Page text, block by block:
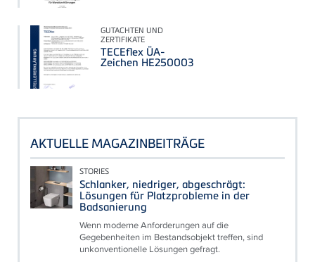
GUTACHTEN UND
ZERTIFIKATE
TECEflex ÜA-
Zeichen HE250003
AKTUELLE MAGAZINBEITRÄGE
STORIES
Schlanker, niedriger, abgeschrägt:
Lösungen für Platzprobleme in der
Badsanierung
Wenn moderne Anforderungen auf die
Gegebenheiten im Bestandsobjekt treffen, sind
unkonventionelle Lösungen gefragt.